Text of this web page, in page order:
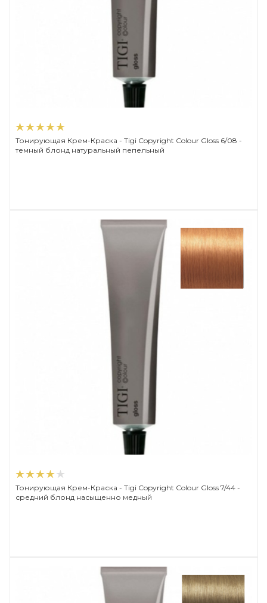
Тонирующая Крем-Краска - Tigi Copyright Сolour Gloss 6/08 -
темный блонд натуральный пепельный
Тонирующая Крем-Краска - Tigi Copyright Сolour Gloss 7/44 -
средний блонд насыщенно медный